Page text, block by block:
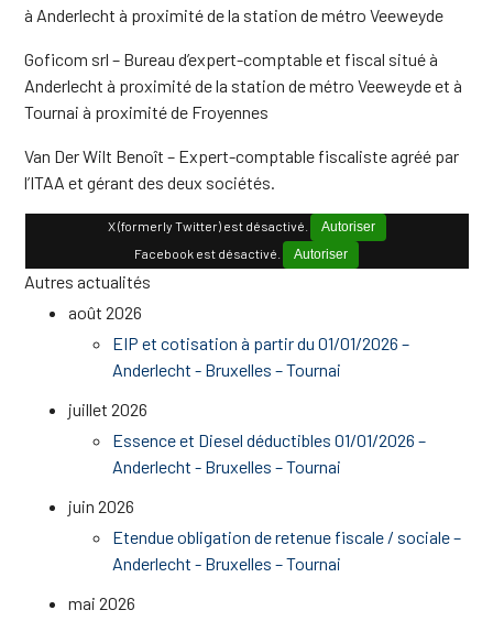
à Anderlecht à proximité de la station de métro Veeweyde
Goficom srl – Bureau d’expert-comptable et fiscal situé à
Anderlecht à proximité de la station de métro Veeweyde et à
Tournai à proximité de Froyennes
Van Der Wilt Benoît – Expert-comptable fiscaliste agréé par
l’ITAA et gérant des deux sociétés.
X (formerly Twitter) est désactivé.
Autoriser
Facebook est désactivé.
Autoriser
Autres actualités
août 2026
EIP et cotisation à partir du 01/01/2026 –
Anderlecht - Bruxelles – Tournai
juillet 2026
Essence et Diesel déductibles 01/01/2026 –
Anderlecht - Bruxelles – Tournai
juin 2026
Etendue obligation de retenue fiscale / sociale –
Anderlecht - Bruxelles – Tournai
mai 2026